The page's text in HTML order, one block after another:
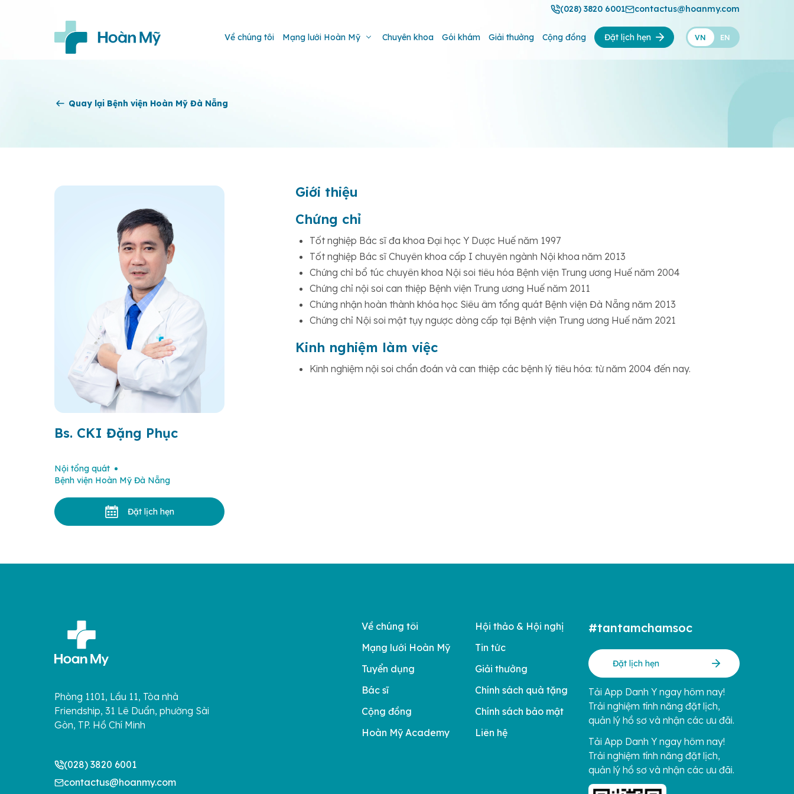
(028) 3820 6001 contactus@hoanmy.com
Về chúng tôi Mạng lưới Hoàn Mỹ Chuyên khoa Gói khám Giải thưởng Cộng đồng Đặt lịch hẹn VN EN
Quay lại Bệnh viện Hoàn Mỹ Đà Nẵng
Bs. CKI Đặng Phục
Nội tổng quát
Bệnh viện Hoàn Mỹ Đà Nẵng
Đặt lịch hẹn
Giới thiệu
Chứng chỉ
Tốt nghiệp Bác sĩ đa khoa Đại học Y Dược Huế năm 1997
Tốt nghiệp Bác sĩ Chuyên khoa cấp I chuyên ngành Nội khoa năm 2013
Chứng chỉ bổ túc chuyên khoa Nội soi tiêu hóa Bệnh viện Trung ương Huế năm 2004
Chứng chỉ nội soi can thiệp Bệnh viện Trung ương Huế năm 2011
Chứng nhận hoàn thành khóa học Siêu âm tổng quát Bệnh viện Đà Nẵng năm 2013
Chứng chỉ Nội soi mật tụy ngược dòng cấp tại Bệnh viện Trung ương Huế năm 2021
Kinh nghiệm làm việc
Kinh nghiệm nội soi chẩn đoán và can thiệp các bệnh lý tiêu hóa: từ năm 2004 đến nay.
Phòng 1101, Lầu 11, Tòa nhà
Friendship, 31 Lê Duẩn, phường Sài
Gòn, TP. Hồ Chí Minh
(028) 3820 6001
contactus@hoanmy.com
Về chúng tôi
Mạng lưới Hoàn Mỹ
Tuyển dụng
Bác sĩ
Cộng đồng
Hoàn Mỹ Academy
Hội thảo & Hội nghị
Tin tức
Giải thưởng
Chính sách quà tặng
Chính sách bảo mật
Liên hệ
#tantamchamsoc
Đặt lịch hẹn
Tải App Danh Y ngay hôm nay!
Trải nghiệm tính năng đặt lịch,
quản lý hồ sơ và nhận các ưu đãi.
Tải App Danh Y ngay hôm nay!
Trải nghiệm tính năng đặt lịch,
quản lý hồ sơ và nhận các ưu đãi.